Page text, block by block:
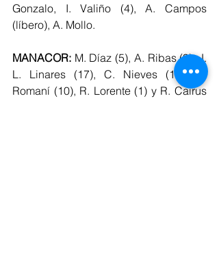
Gonzalo, I. Valiño (4), A. Campos
(líbero), A. Mollo.
MANACOR: M. Díaz (5), A. Ribas (9), J.
L. Linares (17), C. Nieves (15), G.
Romaní (10), R. Lorente (1) y R. Cairus